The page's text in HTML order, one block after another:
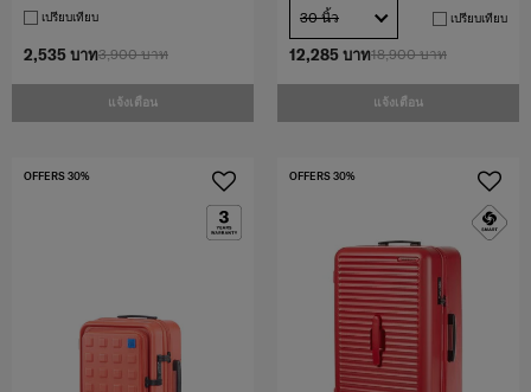
3,900 บาท
2,535 บาท
แจ้งเตือน
เปรียบเทียบ
18,900 บาท
12,285 บาท
แจ้งเตือน
30 นิ้ว เปรียบเทียบ
OFFERS 30% OFFERS 30%